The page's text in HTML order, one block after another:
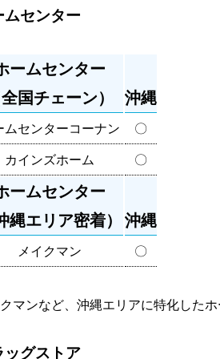
ムセンター
ームセンター
全国チェーン）
沖縄
ムセンターコーナン 〇
カインズホーム 〇
ームセンター
縄エリア密着）
沖縄
メイクマン 〇
クマンなど、沖縄エリアに特化した
ッグストア